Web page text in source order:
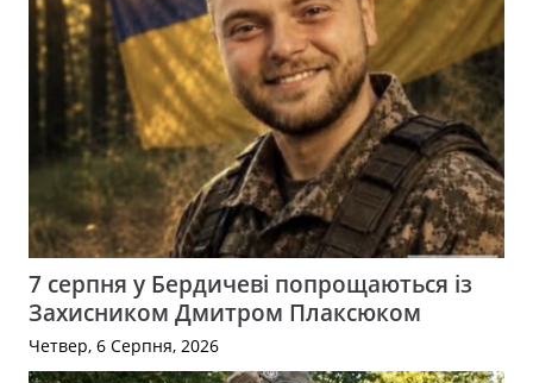
7 серпня у Бердичеві попрощаються із
Захисником Дмитром Плаксюком
Четвер, 6 Серпня, 2026